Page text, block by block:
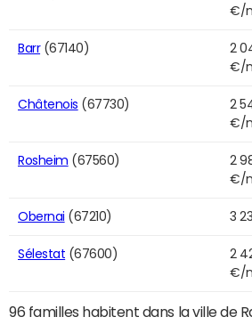
€/
Barr(67140)
2
€/
Châtenois (67730)
2
€/
Rosheim (67560)
2
€/
Obernai (67210) 3
Sélestat (67600)
2
€/
96 familles habitent dans la ville de